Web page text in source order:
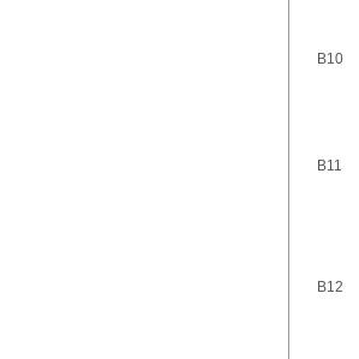
B10
B11
B12